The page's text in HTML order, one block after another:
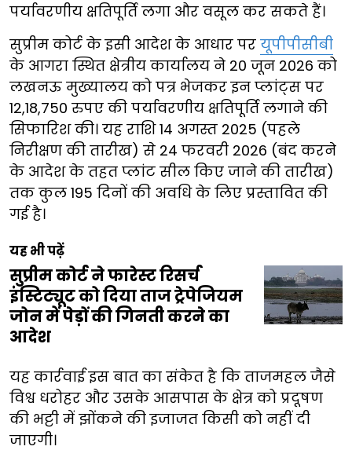
पर्यावरणीय क्षतिपूर्ति लगा और वसूल कर सकते हैं।
सुप्रीम कोर्ट के इसी आदेश के आधार पर यूपीपीसीबी
के आगरा स्थित क्षेत्रीय कार्यालय ने 20 जून 2026 को
लखनऊ मुख्यालय को पत्र भेजकर इन प्लांट्स पर
12,18,750 रुपए की पर्यावरणीय क्षतिपूर्ति लगाने की
सिफारिश की। यह राशि 14 अगस्त 2025 (पहले
निरीक्षण की तारीख) से 24 फरवरी 2026 (बंद करने
के आदेश के तहत प्लांट सील किए जाने की तारीख)
तक कुल 195 दिनों की अवधि के लिए प्रस्तावित की
गई है।
यह भी पढ़ें
सुप्रीम कोर्ट ने फारेस्ट रिसर्च
इंस्टिट्यूट को दिया ताज ट्रेपेजियम
जोन में पेड़ों की गिनती करने का
आदेश
यह कार्रवाई इस बात का संकेत है कि ताजमहल जैसे
विश्व धरोहर और उसके आसपास के क्षेत्र को प्रदूषण
की भट्टी में झोंकने की इजाजत किसी को नहीं दी
जाएगी।